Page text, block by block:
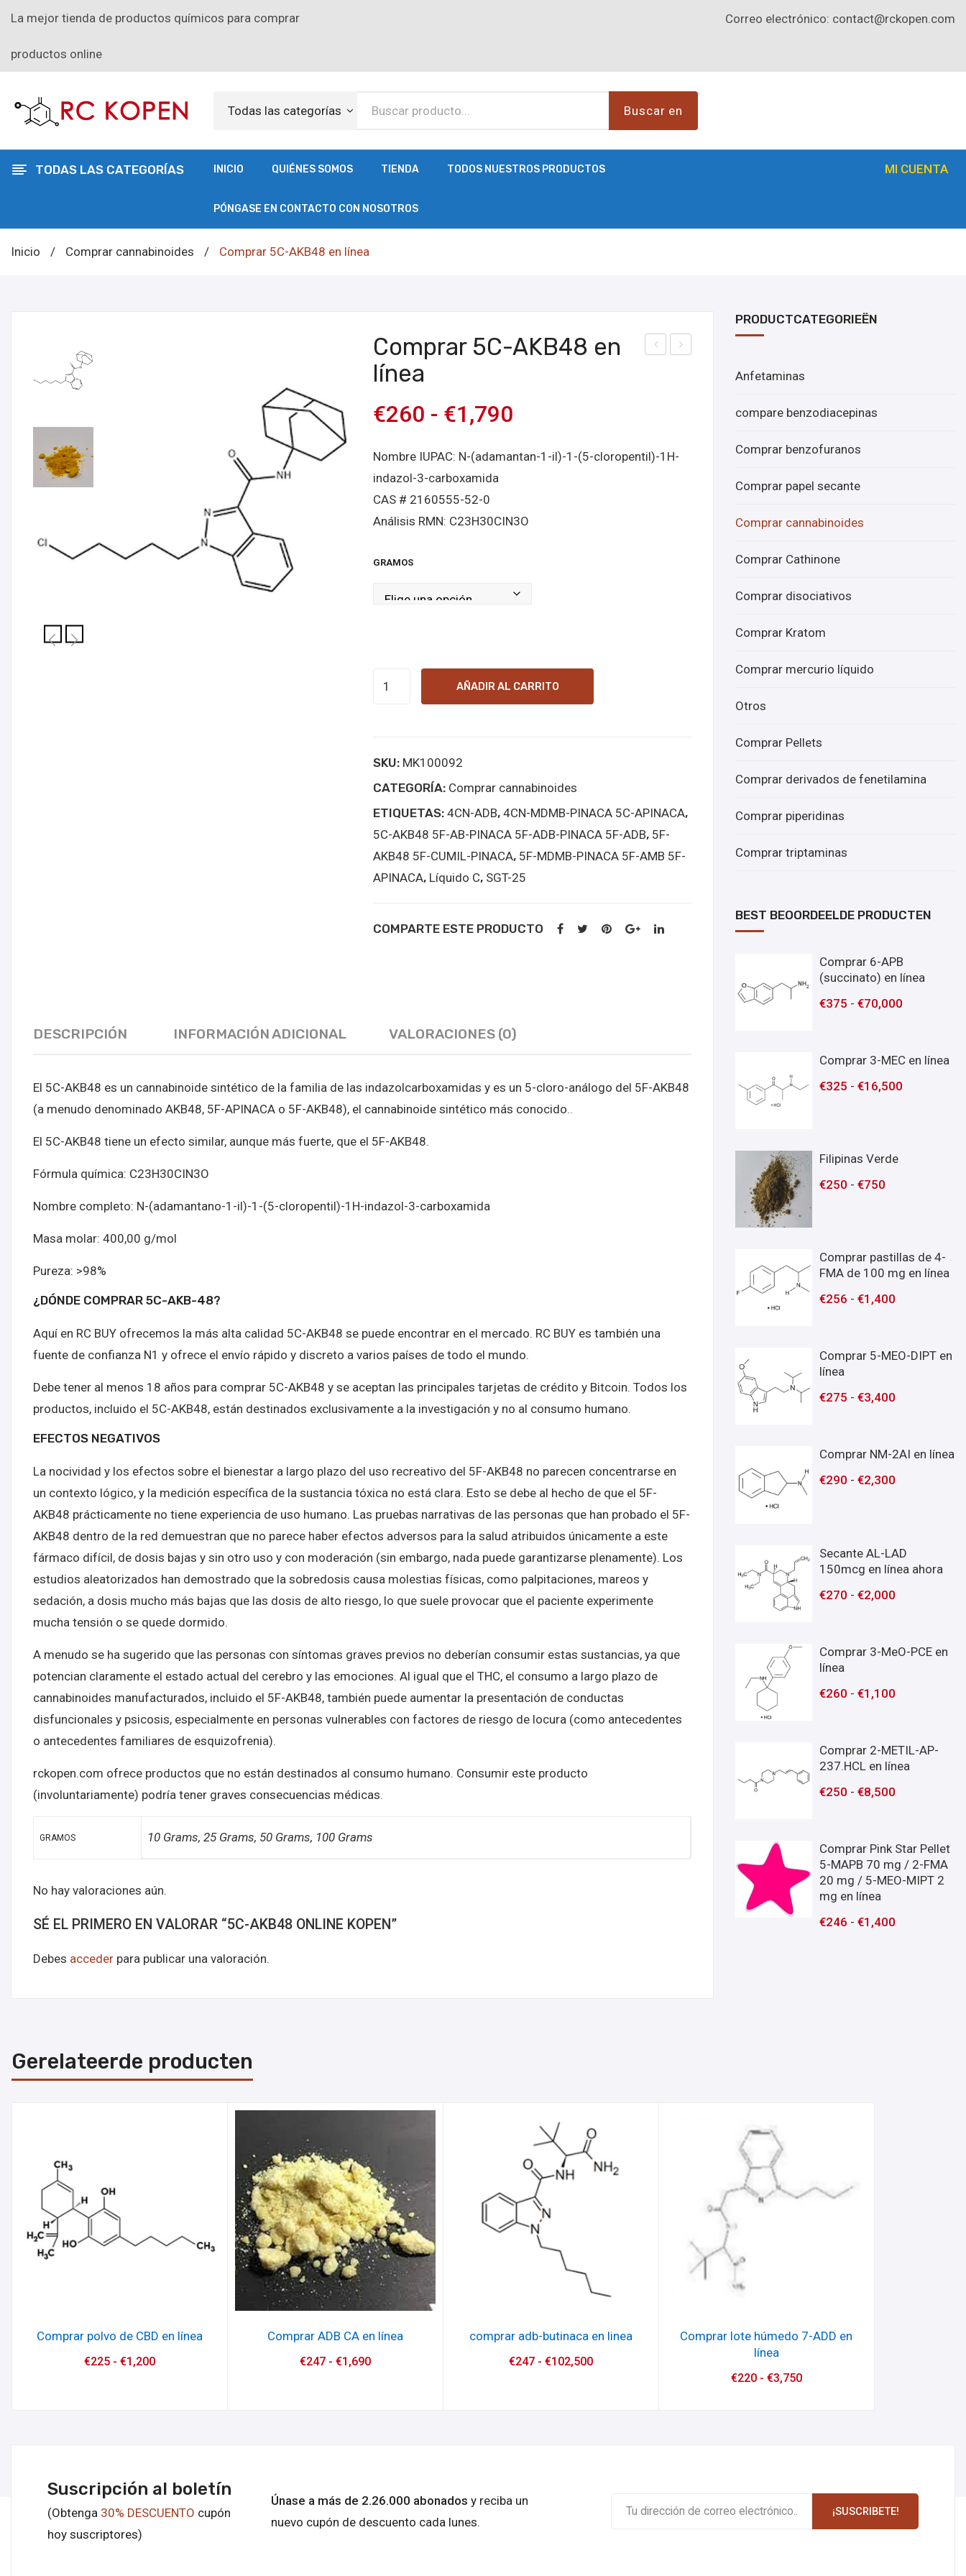
La mejor tienda de productos químicos para comprar
productos online
Correo electrónico: contact@rckopen.com
Todas las categorías Buscar en
TODAS LAS CATEGORÍAS INICIO QUIÉNES SOMOS TIENDA TODOS NUESTROS PRODUCTOS
PÓNGASE EN CONTACTO CON NOSOTROS
MI CUENTA
Inicio / Comprar cannabinoides / Comprar 5C-AKB48 en línea
líne
Comprar 5C-AKB48 en
línea
€260 - €1,790
Nombre IUPAC: N-(adamantan-1-il)-1-(5-cloropentil)-1H-
indazol-3-carboxamida
CAS # 2160555-52-0
Análisis RMN: C23H30CIN3O
GRAMOS
5C-
cantidad
AÑADIR AL CARRITO
SKU: MK100092
CATEGORÍA: Comprar cannabinoides
ETIQUETAS: 4CN-ADB, 4CN-MDMB-PINACA 5C-APINACA,
5C-AKB48 5F-AB-PINACA 5F-ADB-PINACA 5F-ADB, 5F-
AKB48 5F-CUMIL-PINACA, 5F-MDMB-PINACA 5F-AMB 5F-
APINACA, Líquido C, SGT-25
COMPARTE ESTE PRODUCTO
DESCRIPCIÓN INFORMACIÓN ADICIONAL VALORACIONES (0)
El 5C-AKB48 es un cannabinoide sintético de la familia de las indazolcarboxamidas y es un 5-cloro-análogo del 5F-AKB48
(a menudo denominado AKB48, 5F-APINACA o 5F-AKB48), el cannabinoide sintético más conocido..
El 5C-AKB48 tiene un efecto similar, aunque más fuerte, que el 5F-AKB48.
Fórmula química: C23H30CIN3O
Nombre completo: N-(adamantano-1-il)-1-(5-cloropentil)-1H-indazol-3-carboxamida
Masa molar: 400,00 g/mol
Pureza: >98%
¿DÓNDE COMPRAR 5C-AKB-48?
Aquí en RC BUY ofrecemos la más alta calidad 5C-AKB48 se puede encontrar en el mercado. RC BUY es también una
fuente de confianza N1 y ofrece el envío rápido y discreto a varios países de todo el mundo.
Debe tener al menos 18 años para comprar 5C-AKB48 y se aceptan las principales tarjetas de crédito y Bitcoin. Todos los
productos, incluido el 5C-AKB48, están destinados exclusivamente a la investigación y no al consumo humano.
EFECTOS NEGATIVOS
La nocividad y los efectos sobre el bienestar a largo plazo del uso recreativo del 5F-AKB48 no parecen concentrarse en
un contexto lógico, y la medición específica de la sustancia tóxica no está clara. Esto se debe al hecho de que el 5F-
AKB48 prácticamente no tiene experiencia de uso humano. Las pruebas narrativas de las personas que han probado el 5F-
AKB48 dentro de la red demuestran que no parece haber efectos adversos para la salud atribuidos únicamente a este
fármaco difícil, de dosis bajas y sin otro uso y con moderación (sin embargo, nada puede garantizarse plenamente). Los
estudios aleatorizados han demostrado que la sobredosis causa molestias físicas, como palpitaciones, mareos y
sedación, a dosis mucho más bajas que las dosis de alto riesgo, lo que suele provocar que el paciente experimente
mucha tensión o se quede dormido.
A menudo se ha sugerido que las personas con síntomas graves previos no deberían consumir estas sustancias, ya que
potencian claramente el estado actual del cerebro y las emociones. Al igual que el THC, el consumo a largo plazo de
cannabinoides manufacturados, incluido el 5F-AKB48, también puede aumentar la presentación de conductas
disfuncionales y psicosis, especialmente en personas vulnerables con factores de riesgo de locura (como antecedentes
o antecedentes familiares de esquizofrenia).
rckopen.com ofrece productos que no están destinados al consumo humano. Consumir este producto
(involuntariamente) podría tener graves consecuencias médicas.
GRAMOS 10 Grams, 25 Grams, 50 Grams, 100 Grams
No hay valoraciones aún.
SÉ EL PRIMERO EN VALORAR “5C-AKB48 ONLINE KOPEN”
Debes acceder para publicar una valoración.
PRODUCTCATEGORIEËN
Anfetaminas
compare benzodiacepinas
Comprar benzofuranos
Comprar papel secante
Comprar cannabinoides
Comprar Cathinone
Comprar disociativos
Comprar Kratom
Comprar mercurio líquido
Otros
Comprar Pellets
Comprar derivados de fenetilamina
Comprar piperidinas
Comprar triptaminas
BEST BEOORDEELDE PRODUCTEN
Comprar 6-APB
(succinato) en línea
€375 -€70,000
Comprar 3-MEC en línea
€325 -€16,500
Filipinas Verde
€250 -€750
Comprar pastillas de 4-
FMA de 100 mg en línea
€256 -€1,400
Comprar 5-MEO-DIPT en
línea
€275 -€3,400
Comprar NM-2AI en línea
€290 -€2,300
Secante AL-LAD
150mcg en línea ahora
€270 -€2,000
Comprar 3-MeO-PCE en
línea
€260 -€1,100
Comprar 2-METIL-AP-
237.HCL en línea
€250 -€8,500
Comprar Pink Star Pellet
5-MAPB 70 mg / 2-FMA
20 mg / 5-MEO-MIPT 2
mg en línea
€246 -€1,400
Gerelateerde producten
Comprar polvo de CBD en línea
€225- €1,200
Comprar ADB CA en línea
€247- €1,690
comprar adb-butinaca en linea
€247- €102,500
Comprar lote húmedo 7-ADD en
línea
€220- €3,750
Suscripción al boletín
(Obtenga 30% DESCUENTO cupón
hoy suscriptores)
Únase a más de 2.26.000 abonados y reciba un
nuevo cupón de descuento cada lunes.
¡SUSCRIBETE!